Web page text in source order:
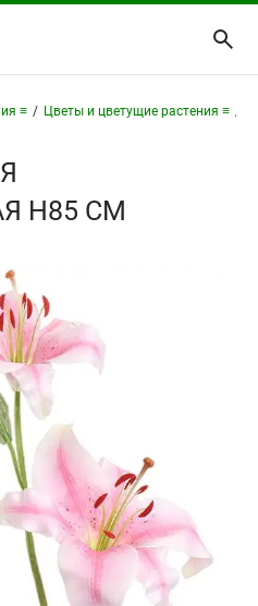
≡ / Цветы и цветущие растения ≡ /
H85 СМ